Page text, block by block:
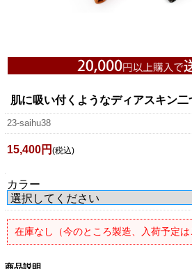
肌に吸い付くようなディアスキン二
23-saihu38
15,400円 (税込)
カラー
在庫なし（今のところ製造、入荷予定は